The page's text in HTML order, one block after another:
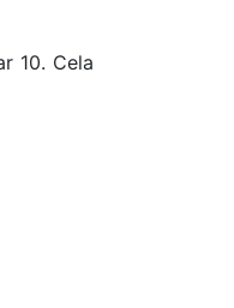
10. Cela